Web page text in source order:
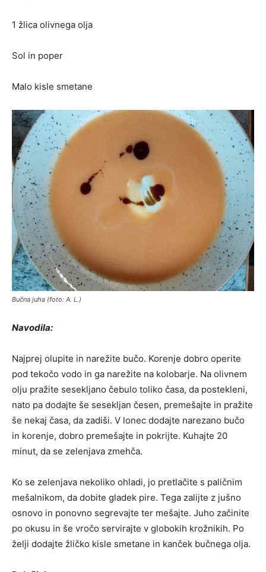
1 žlica olivnega olja
Sol in poper
Malo kisle smetane
Bučna juha (foto: A. L.)
Navodila:
Najprej olupite in narežite bučo. Korenje dobro operite
pod tekočo vodo in ga narežite na kolobarje. Na olivnem
olju pražite sesekljano čebulo toliko časa, da postekleni,
nato pa dodajte še sesekljan česen, premešajte in pražite
še nekaj časa, da zadiši. V lonec dodajte narezano bučo
in korenje, dobro premešajte in pokrijte. Kuhajte 20
minut, da se zelenjava zmehča.
Ko se zelenjava nekoliko ohladi, jo pretlačite s paličnim
mešalnikom, da dobite gladek pire. Tega zalijte z jušno
osnovo in ponovno segrevajte ter mešajte. Juho začinite
po okusu in še vročo servirajte v globokih krožnikih. Po
želji dodajte žličko kisle smetane in kanček bučnega olja.